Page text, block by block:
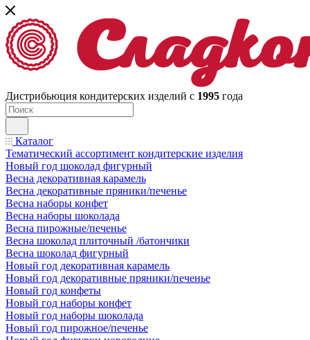
Дистрибьюция кондитерских изделий с 1995 года
Каталог
Тематический ассортимент кондитерские изделия
Новый год шоколад фигурный
Весна декоративная карамель
Весна декоративные пряники/печенье
Весна наборы конфет
Весна наборы шоколада
Весна пирожные/печенье
Весна шоколад плиточный /батончики
Весна шоколад фигурный
Новый год декоративная карамель
Новый год декоративные пряники/печенье
Новый год конфеты
Новый год наборы конфет
Новый год наборы шоколада
Новый год пирожное/печенье